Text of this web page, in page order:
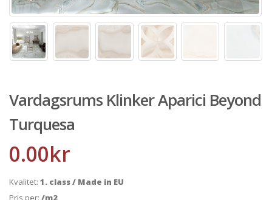
Vardagsrums Klinker Aparici Beyond
Turquesa
0.00kr
Kvalitet: 1. class / Made in EU